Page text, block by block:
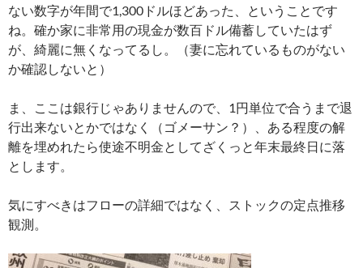
ない数字が年間で1,300ドルほどあった、ということです
ね。確か家に非常用の現金が数百ドル備蓄していたはず
が、綺麗に無くなってるし。（妻に忘れているものがない
か確認しないと）
ま、ここは銀行じゃありませんので、1円単位で合うまで退
行出来ないとかではなく（ゴメーサン？）、ある程度の解
離を埋めれたら使途不明金としてざくっと年末最終日に落
とします。
気にすべきはフローの詳細ではなく、ストックの定点推移
観測。